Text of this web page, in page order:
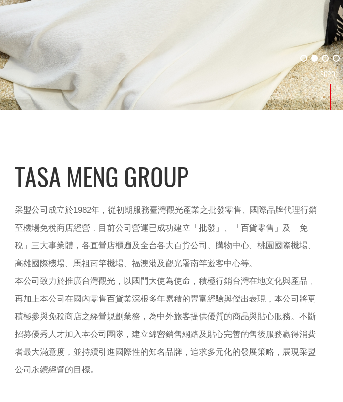
TASA MENG GROUP
采盟公司成立於1982年，從初期服務臺灣觀光產業之批發零售、國際品牌代理行銷
至機場免稅商店經營，目前公司營運已成功建立「批發」、「百貨零售」及「免
稅」三大事業體，各直營店櫃遍及全台各大百貨公司、購物中心、桃園國際機場、
高雄國際機場、馬祖南竿機場、福澳港及觀光署南竿遊客中心等。
本公司致力於推廣台灣觀光，以國門大使為使命，積極行銷台灣在地文化與產品，
再加上本公司在國內零售百貨業深根多年累積的豐富經驗與傑出表現，本公司將更
積極參與免稅商店之經營規劃業務，為中外旅客提供優質的商品與貼心服務。不斷
招募優秀人才加入本公司團隊，建立綿密銷售網路及貼心完善的售後服務贏得消費
者最大滿意度，並持續引進國際性的知名品牌，追求多元化的發展策略，展現采盟
公司永續經營的目標。